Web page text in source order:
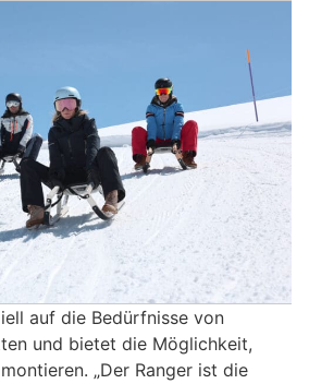
auf die Bedürfnisse von
und bietet die Möglichkeit,
„Der Ranger ist die